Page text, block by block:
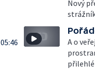
Nový
05:46
A o